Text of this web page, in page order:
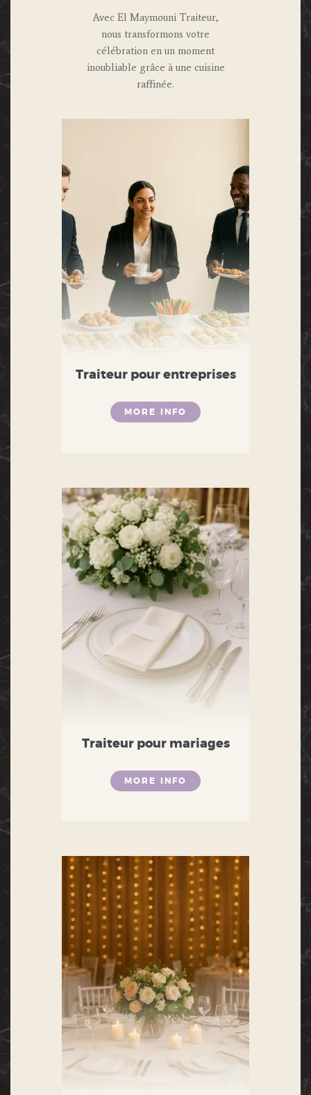
Avec El Maymouni Traiteur,
nous transformons votre
célébration en un moment
inoubliable grâce à une cuisine
raffinée.
Traiteur pour entreprises
MORE INFO
Traiteur pour mariages
MORE INFO